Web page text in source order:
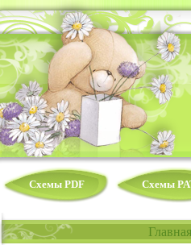
Схемы PDF Схемы
Главная